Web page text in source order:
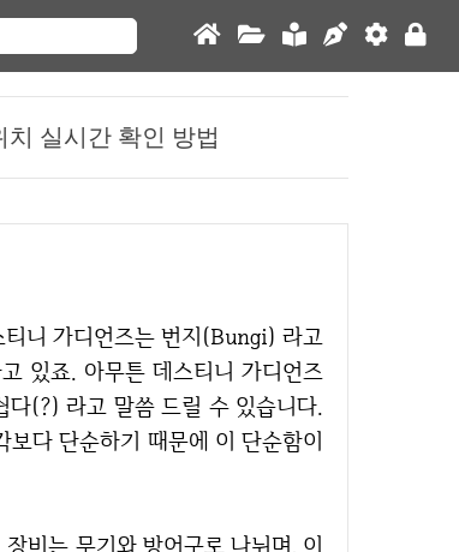
실시간 확인 방법
있죠. 아무튼 데스티니 가디언즈
다(?) 라고 말씀 드릴 수 있습니다.
다 단순하기 때문에 이 단순함이